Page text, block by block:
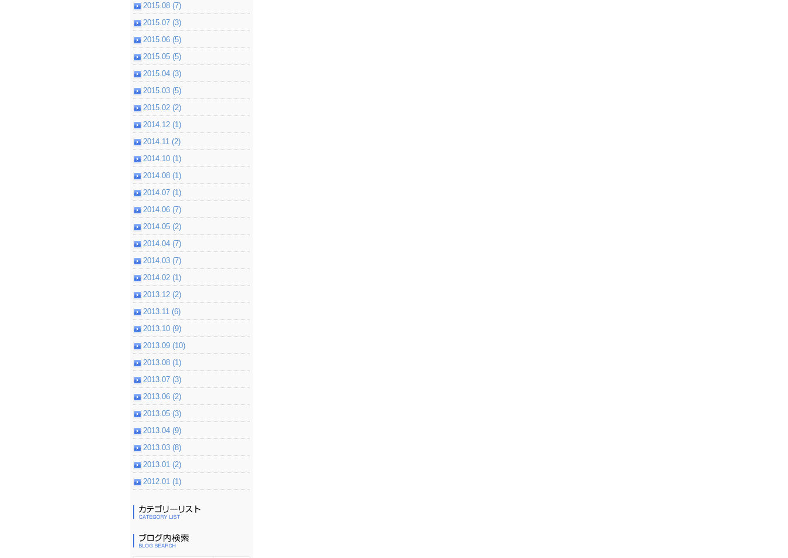
2015.08 (7)
2015.07 (3)
2015.06 (5)
2015.05 (5)
2015.04 (3)
2015.03 (5)
2015.02 (2)
2014.12 (1)
2014.11 (2)
2014.10 (1)
2014.08 (1)
2014.07 (1)
2014.06 (7)
2014.05 (2)
2014.04 (7)
2014.03 (7)
2014.02 (1)
2013.12 (2)
2013.11 (6)
2013.10 (9)
2013.09 (10)
2013.08 (1)
2013.07 (3)
2013.06 (2)
2013.05 (3)
2013.04 (9)
2013.03 (8)
2013.01 (2)
2012.01 (1)